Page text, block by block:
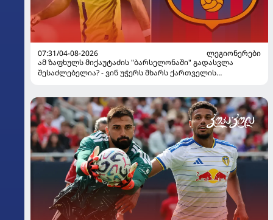
07:31/04-08-2026
ᲚᲔᲒᲘᲝᲜᲔᲠᲔᲑᲘ
ამ ზაფხულს მიქაუტაძის "ბარსელონაში" გადასვლა
შესაძლებელია? - ვინ უჭერს მხარს ქართველის